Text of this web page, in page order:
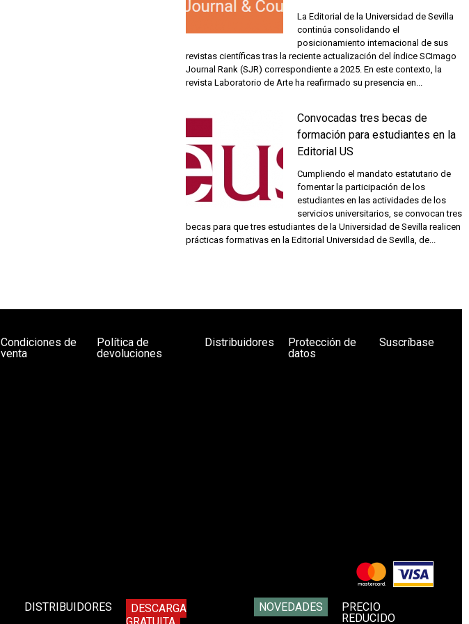
La Editorial de la Universidad de Sevilla
continúa consolidando el
posicionamiento internacional de sus
revistas científicas tras la reciente actualización del índice SCImago
Journal Rank (SJR) correspondiente a 2025. En este contexto, la
revista Laboratorio de Arte ha reafirmado su presencia en...
Convocadas tres becas de
formación para estudiantes en la
Editorial US
Cumpliendo el mandato estatutario de
fomentar la participación de los
estudiantes en las actividades de los
servicios universitarios, se convocan tres
becas para que tres estudiantes de la Universidad de Sevilla realicen
prácticas formativas en la Editorial Universidad de Sevilla, de...
Condiciones de
venta
Política de
devoluciones
Distribuidores
Protección de
datos
Suscríbase
DISTRIBUIDORES
DESCARGA
NOVEDADES
PRECIO
REDUCIDO